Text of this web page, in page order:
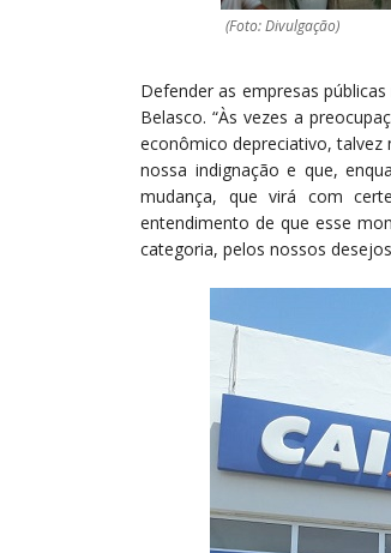
(Foto: Divulgação)
Defender as empresas
Belasco. “Às vezes a
econômico depreciativo,
nossa indignação e que,
mudança, que virá com
entendimento de que esse
categoria, pelos nossos